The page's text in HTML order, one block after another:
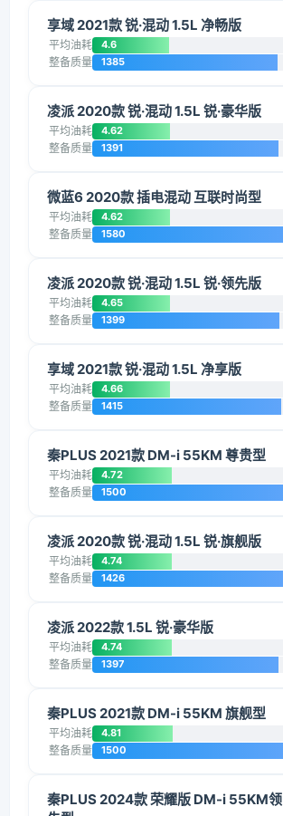
享域 2021款 锐·混动 1.5L 净畅版
平均油耗 4.6
整备质量 1385
凌派 2020款 锐·混动 1.5L 锐·豪华版
平均油耗 4.62
整备质量 1391
微蓝6 2020款 插电混动 互联时尚型
平均油耗 4.62
整备质量 1580
凌派 2020款 锐·混动 1.5L 锐·领先版
平均油耗 4.65
整备质量 1399
享域 2021款 锐·混动 1.5L 净享版
平均油耗 4.66
整备质量 1415
秦PLUS 2021款 DM-i 55KM 尊贵型
平均油耗 4.72
整备质量 1500
凌派 2020款 锐·混动 1.5L 锐·旗舰版
平均油耗 4.74
整备质量 1426
凌派 2022款 1.5L 锐·豪华版
平均油耗 4.74
整备质量 1397
秦PLUS 2021款 DM-i 55KM 旗舰型
平均油耗 4.81
整备质量 1500
秦PLUS 2024款 荣耀版 DM-i 55KM领